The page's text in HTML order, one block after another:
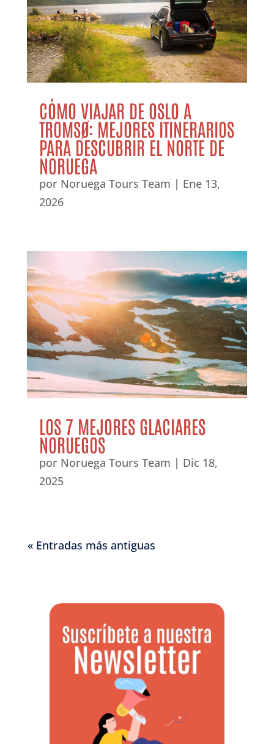
CÓMO VIAJAR DE OSLO A
TROMSØ: MEJORES ITINERARIOS
PARA DESCUBRIR EL NORTE DE
NORUEGA
por Noruega Tours Team | Ene 13,
2026
LOS 7 MEJORES GLACIARES
NORUEGOS
por Noruega Tours Team | Dic 18,
2025
« Entradas más antiguas